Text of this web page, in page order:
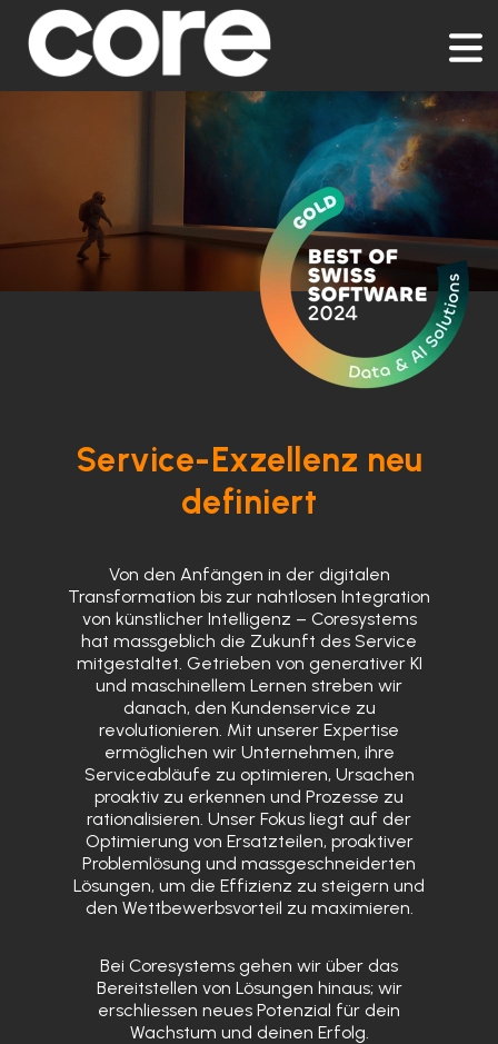
Service-Exzellenz neu
definiert
Von den Anfängen in der digitalen
Transformation bis zur nahtlosen Integration
von künstlicher Intelligenz – Coresystems
hat massgeblich die Zukunft des Service
mitgestaltet. Getrieben von generativer KI
und maschinellem Lernen streben wir
danach, den Kundenservice zu
revolutionieren. Mit unserer Expertise
ermöglichen wir Unternehmen, ihre
Serviceabläufe zu optimieren, Ursachen
proaktiv zu erkennen und Prozesse zu
rationalisieren. Unser Fokus liegt auf der
Optimierung von Ersatzteilen, proaktiver
Problemlösung und massgeschneiderten
Lösungen, um die Effizienz zu steigern und
den Wettbewerbsvorteil zu maximieren.
Bei Coresystems gehen wir über das
Bereitstellen von Lösungen hinaus; wir
erschliessen neues Potenzial für dein
Wachstum und deinen Erfolg.